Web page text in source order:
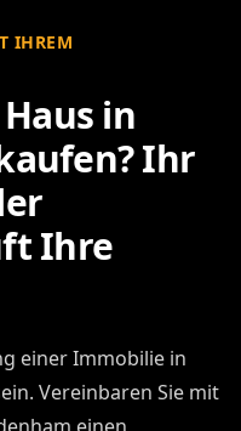
IHREM
in
Ihr
Ihre
einer Immobilie in
Vereinbaren Sie mit